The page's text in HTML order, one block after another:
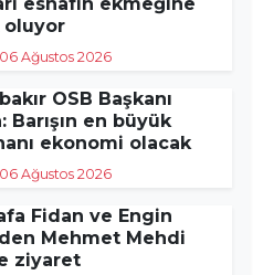
oluyor
06 Ağustos 2026
OSB Başkanı
Barışın en büyük
ekonomi olacak
06 Ağustos 2026
Fidan ve Engin
Mehmet Mehdi
ziyaret